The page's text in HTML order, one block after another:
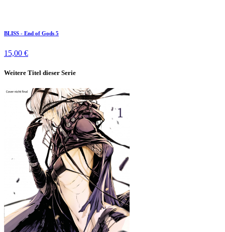
BLISS - End of Gods 5
15,00 €
Weitere Titel dieser Serie